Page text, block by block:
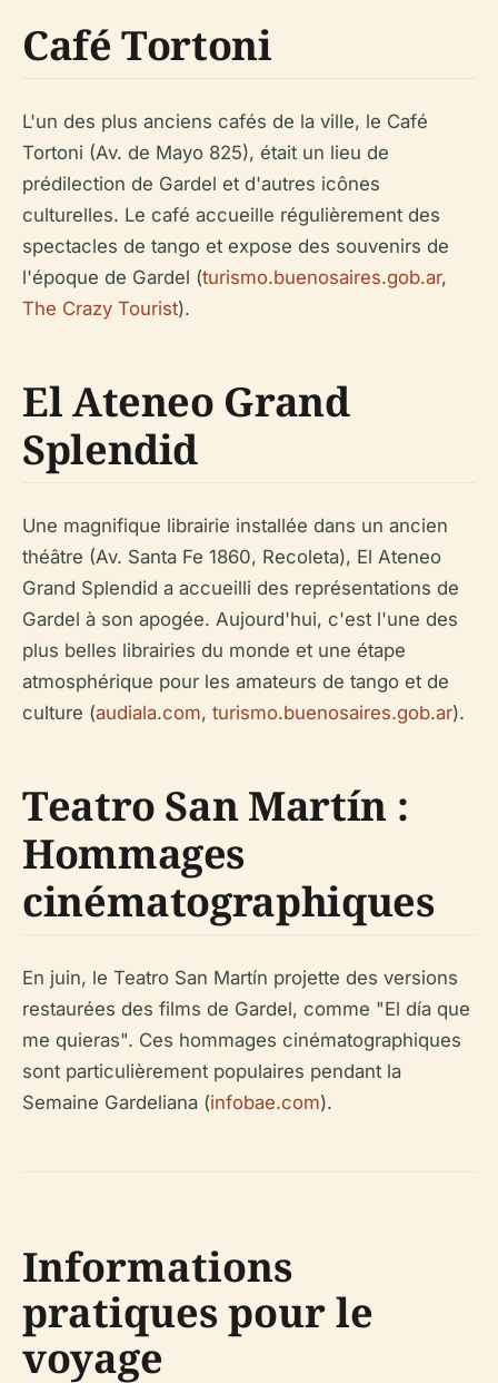
Café Tortoni
L'un des plus anciens cafés de la ville, le Café
Tortoni (Av. de Mayo 825), était un lieu de
prédilection de Gardel et d'autres icônes
culturelles. Le café accueille régulièrement des
spectacles de tango et expose des souvenirs de
l'époque de Gardel (turismo.buenosaires.gob.ar,
The Crazy Tourist).
El Ateneo Grand
Splendid
Une magnifique librairie installée dans un ancien
théâtre (Av. Santa Fe 1860, Recoleta), El Ateneo
Grand Splendid a accueilli des représentations de
Gardel à son apogée. Aujourd'hui, c'est l'une des
plus belles librairies du monde et une étape
atmosphérique pour les amateurs de tango et de
culture (audiala.com, turismo.buenosaires.gob.ar).
Teatro San Martín :
Hommages
cinématographiques
En juin, le Teatro San Martín projette des versions
restaurées des films de Gardel, comme "El día que
me quieras". Ces hommages cinématographiques
sont particulièrement populaires pendant la
Semaine Gardeliana (infobae.com).
Informations
pratiques pour le
voyage